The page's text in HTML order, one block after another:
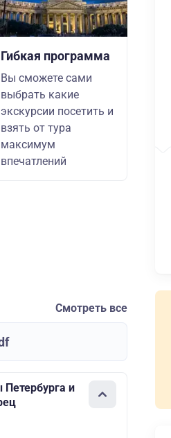
Гибкая программа
Вы сможете сами
выбрать какие
экскурсии посетить и
взять от тура
максимум
впечатлений
Смотреть все
и